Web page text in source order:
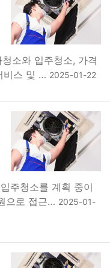
소와 입주청소, 가격
비스 및 … 2025-01-22
주청소를 계획 중이
으로 접근… 2025-01-